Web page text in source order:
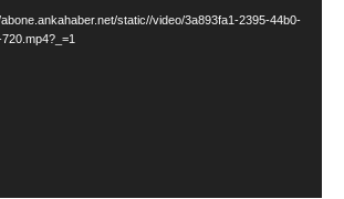
static//video/3a893fa1-2395-44b0-